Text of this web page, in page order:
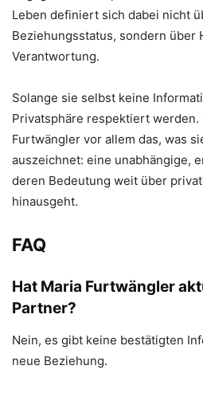
Leben definiert sich dabei nicht
Beziehungsstatus, sondern über
Verantwortung.
Solange sie selbst keine
Privatsphäre respektiert werden.
Furtwängler vor allem das, was
auszeichnet: eine unabhängige,
deren Bedeutung weit über
hinausgeht.
FAQ
Hat Maria Furtwängler
Partner?
Nein, es gibt keine bestätigten
neue Beziehung.